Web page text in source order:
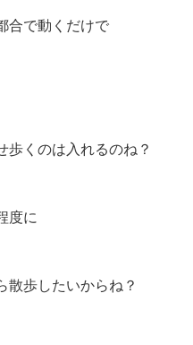
合で動くだけで
歩くのは入れるのね？
度に
散歩したいからね？